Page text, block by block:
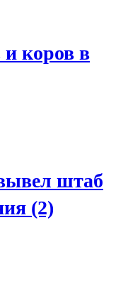
коров в
штаб
(2)